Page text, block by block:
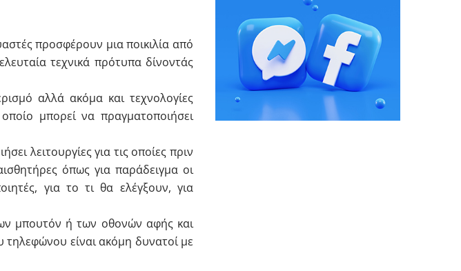
προσφέρουν μια ποικιλία από
τεχνικά πρότυπα δίνοντάς
αλλά ακόμα και τεχνολογίες
μπορεί να πραγματοποιήσει
λειτουργίες για τις οποίες πριν
όπως για παράδειγμα οι
για το τι θα ελέγξουν, για
μπουτόν ή των οθονών αφής και
είναι ακόμη δυνατοί με